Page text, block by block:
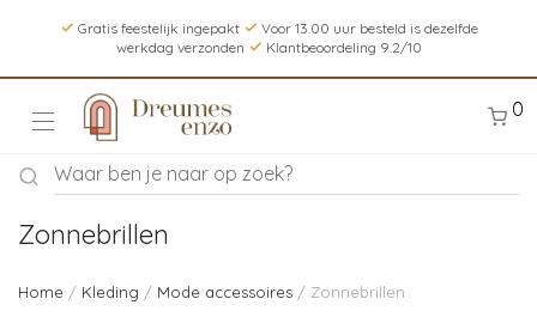
Gratis feestelijk ingepakt
Voor 13.00 uur besteld is dezelfde
werkdag verzonden
Klantbeoordeling 9.2/10
0
Zonnebrillen
Home / Kleding / Mode accessoires / Zonnebrillen